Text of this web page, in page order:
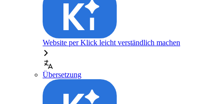
Website per Klick leicht verständlich machen
Übersetzung